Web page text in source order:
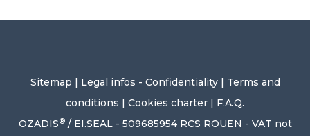
Sitemap | Legal infos - Confidentiality| Terms and
conditions | Cookies charter | F.A.Q.
OZADIS®/ EI.SEAL - 509685954 RCS ROUEN - VAT not